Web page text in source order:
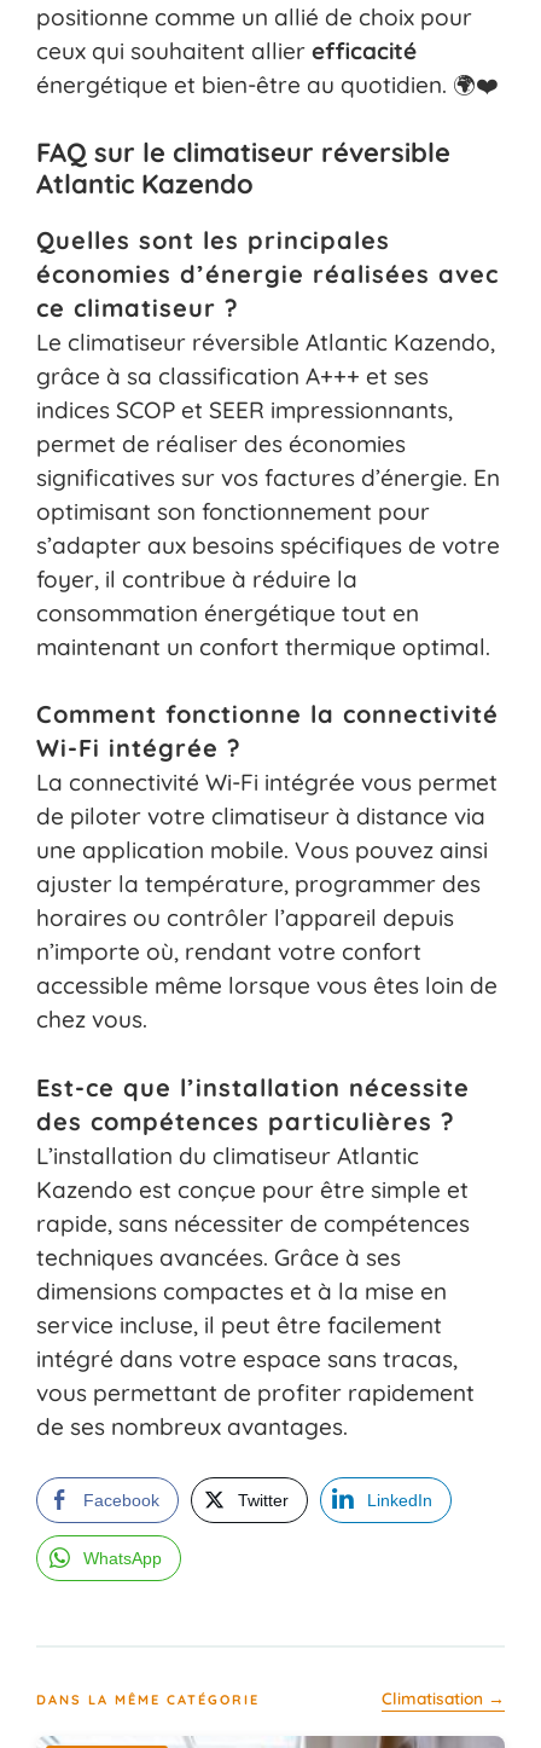
positionne comme un allié de choix pour
ceux qui souhaitent allier efficacité
énergétique et bien-être au quotidien. 🌍❤️
FAQ sur le climatiseur réversible
Atlantic Kazendo
Quelles sont les principales
économies d’énergie réalisées avec
ce climatiseur ?
Le climatiseur réversible Atlantic Kazendo,
grâce à sa classification A+++ et ses
indices SCOP et SEER impressionnants,
permet de réaliser des économies
significatives sur vos factures d’énergie. En
optimisant son fonctionnement pour
s’adapter aux besoins spécifiques de votre
foyer, il contribue à réduire la
consommation énergétique tout en
maintenant un confort thermique optimal.
Comment fonctionne la connectivité
Wi-Fi intégrée ?
La connectivité Wi-Fi intégrée vous permet
de piloter votre climatiseur à distance via
une application mobile. Vous pouvez ainsi
ajuster la température, programmer des
horaires ou contrôler l’appareil depuis
n’importe où, rendant votre confort
accessible même lorsque vous êtes loin de
chez vous.
Est-ce que l’installation nécessite
des compétences particulières ?
L’installation du climatiseur Atlantic
Kazendo est conçue pour être simple et
rapide, sans nécessiter de compétences
techniques avancées. Grâce à ses
dimensions compactes et à la mise en
service incluse, il peut être facilement
intégré dans votre espace sans tracas,
vous permettant de profiter rapidement
de ses nombreux avantages.
Facebook Twitter LinkedIn
WhatsApp
DANS LA MÊME CATÉGORIE Climatisation →